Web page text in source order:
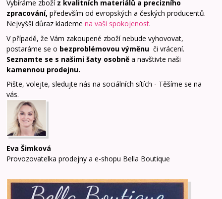
Vybíráme zboží z kvalitních materiálů a precizního
zpracování, především od evropských a českých producentů.
Nejvyšší důraz klademena vaši spokojenost.
V případě, že Vám zakoupené zboží nebude vyhovovat,
postaráme se o bezproblémovou výměnu či vrácení.
Seznamte se s našimi šaty osobně a navštivte naši
kamennou prodejnu.
Pište, volejte, sledujte nás na sociálních sítích - Těšíme se na
vás.
Eva Šimková
Provozovatelka prodejny a e-shopu Bella Boutique